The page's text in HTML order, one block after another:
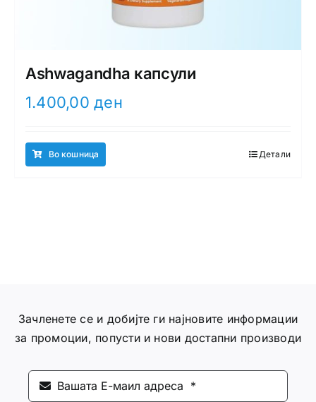
Ashwagandha капсули
1.400,00ден
Во кошница Детали
Зачленете се и добијте ги најновите информации
за промоции, попусти и нови достапни производи